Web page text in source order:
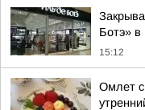
Ботэ»
15:12
Омлет с